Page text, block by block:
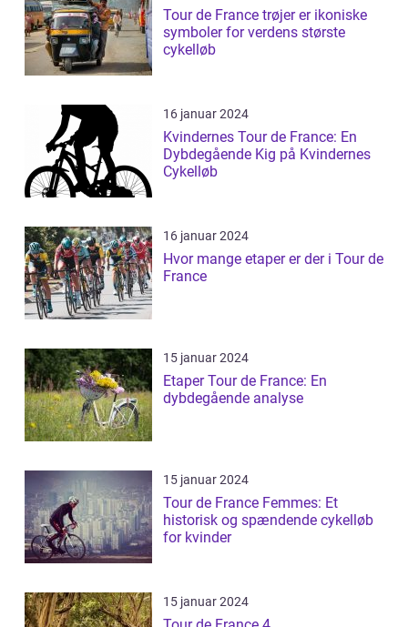
Tour de France trøjer er ikoniske
symboler for verdens største
cykelløb
16 januar 2024
Kvindernes Tour de France: En
Dybdegående Kig på Kvindernes
Cykelløb
16 januar 2024
Hvor mange etaper er der i Tour de
France
15 januar 2024
Etaper Tour de France: En
dybdegående analyse
15 januar 2024
Tour de France Femmes: Et
historisk og spændende cykelløb
for kvinder
15 januar 2024